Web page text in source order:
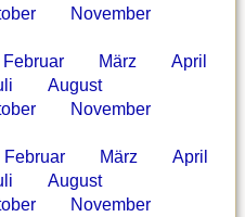
November
Februar März
April
August
November
Februar März
April
August
November